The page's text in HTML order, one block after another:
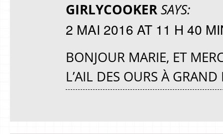
GIRLYCOOKERSAYS:
2 MAI 2016 AT 11 H 40
BONJOUR MARIE, ET
L’AIL DES OURS À GRAND